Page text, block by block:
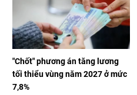
nhạc flamenco gắn kết văn
Nam - Tây Ban Nha
Trao tặng Kỷ niệm chương "Vì
"Chốt" phương án tăng lương
tối thiểu vùng năm 2027 ở mức
7,8%